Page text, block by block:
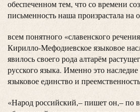
обеспеченном тем, что со времени
письменность наша произрастала на
всем понятного «славенского
Кирилло-Мефодиевское языковое
явилось своего рода алтарём
русского языка. Именно это
языковое единство и
«Народ российский,– пишет он,– по